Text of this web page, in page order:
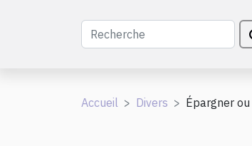
Accueil Divers Épargner